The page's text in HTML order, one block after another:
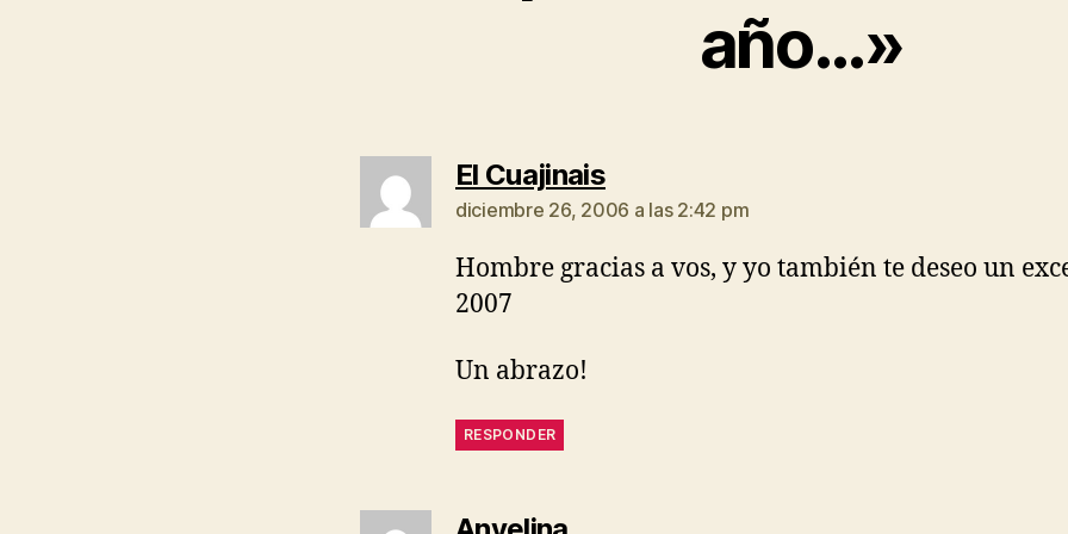
año…»
El Cuajinaisdice:
diciembre 26, 2006 a las 2:42 pm
Hombre gracias a vos, y yo también te deseo un
2007
Un abrazo!
RESPONDER